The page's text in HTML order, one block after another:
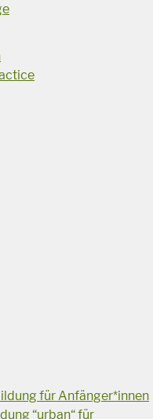
für Anfänger*innen
“urban“ für